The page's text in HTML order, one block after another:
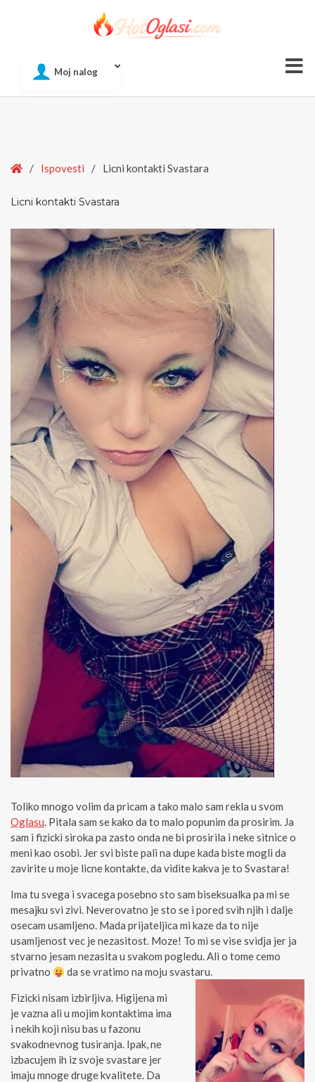
Moj nalog
Home
/ Ispovesti / Licni kontakti Svastara
Licni kontakti Svastara
Toliko mnogo volim da pricam a tako malo sam rekla u svom
Oglasu. Pitala sam se kako da to malo popunim da prosirim. Ja
sam i fizicki siroka pa zasto onda ne bi prosirila i neke sitnice o
meni kao osobi. Jer svi biste pali na dupe kada biste mogli da
zavirite u moje licne kontakte, da vidite kakva je to Svastara!
Ima tu svega i svacega posebno sto sam biseksualka pa mi se
mesajku svi zivi. Neverovatno je sto se i pored svih njih i dalje
osecam usamljeno. Mada prijateljica mi kaze da to nije
usamljenost vec je nezasitost. Moze! To mi se vise svidja jer ja
stvarno jesam nezasita u svakom pogledu. Ali o tome cemo
privatno
da se vratimo na moju svastaru.
Fizicki nisam izbirljiva. Higijena mi
je vazna ali u mojim kontaktima ima
i nekih koji nisu bas u fazonu
svakodnevnog tusiranja. Ipak, ne
izbacujem ih iz svoje svastare jer
imaju mnoge druge kvalitete. Da